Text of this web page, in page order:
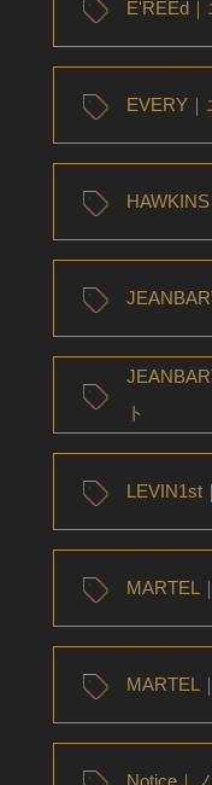
E'REEd
EVERY｜
ト
LEVIN1st
MARTEL
MARTEL
Notice｜